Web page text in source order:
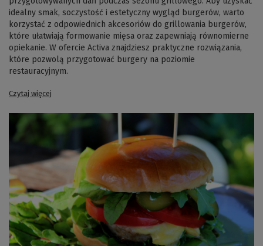
idealny smak, soczystość i estetyczny wygląd burgerów, warto
korzystać z odpowiednich akcesoriów do grillowania burgerów,
które ułatwiają formowanie mięsa oraz zapewniają równomierne
opiekanie. W ofercie Activa znajdziesz praktyczne rozwiązania,
które pozwolą przygotować burgery na poziomie
restauracyjnym.
Czytaj więcej